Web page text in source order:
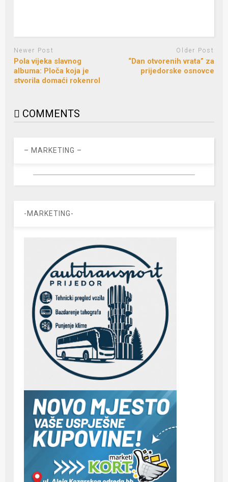
Newer Post
Pola vijeka slavnog
albuma: Ploča koja je
stvorila domaći rokenrol
Older Post
“Dan otvorenih vrata” za
prijedorske osnovce
COMMENTS
– MARKETING –
-MARKETING-